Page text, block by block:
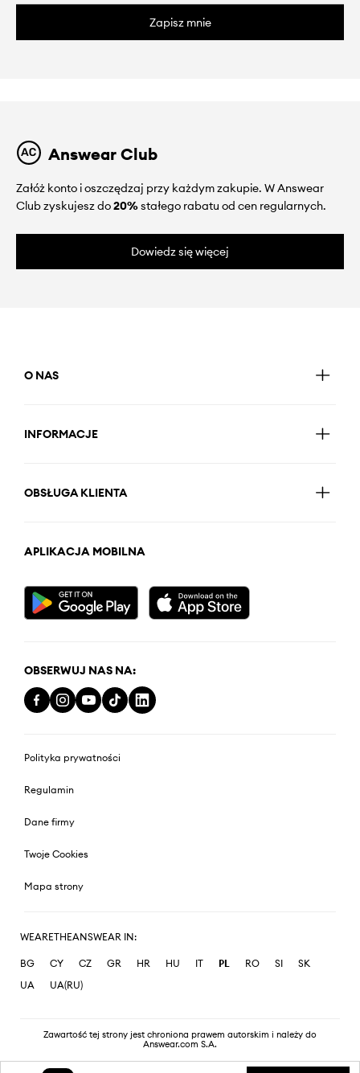
Zapisz mnie
Answear Club
Załóż konto i oszczędzaj przy każdym zakupie. W Answear
Club zyskujesz do20%stałego rabatu od cen regularnych.
Dowiedz się więcej
O NAS
INFORMACJE
OBSŁUGA KLIENTA
APLIKACJA MOBILNA
OBSERWUJ NAS NA:
Polityka prywatności
Regulamin
Dane firmy
Twoje Cookies
Mapa strony
WEARETHEANSWEAR IN:
BG CY CZ GR HR HU IT PL RO SI
SK
UA
UA(RU)
Zawartość tej strony jest chroniona prawem autorskim i należy do
Answear.com S.A.